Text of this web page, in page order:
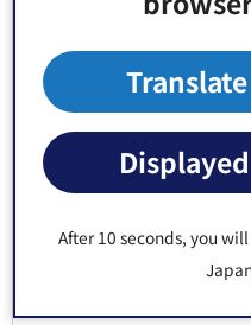
After 10 seconds, you
多様な集団活動利用
多様な集団活動利用
区立幼稚園の親子登